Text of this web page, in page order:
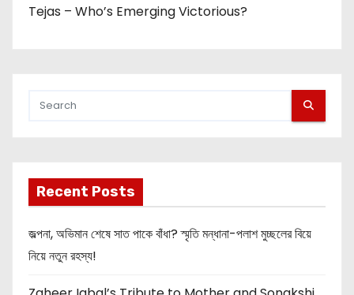
Tejas – Who’s Emerging Victorious?
Recent Posts
জল্পনা, অভিমান শেষে সাত পাকে বাঁধা? স্মৃতি মন্ধানা-পলাশ মুচ্ছলের বিয়ে
নিয়ে নতুন রহস্য!